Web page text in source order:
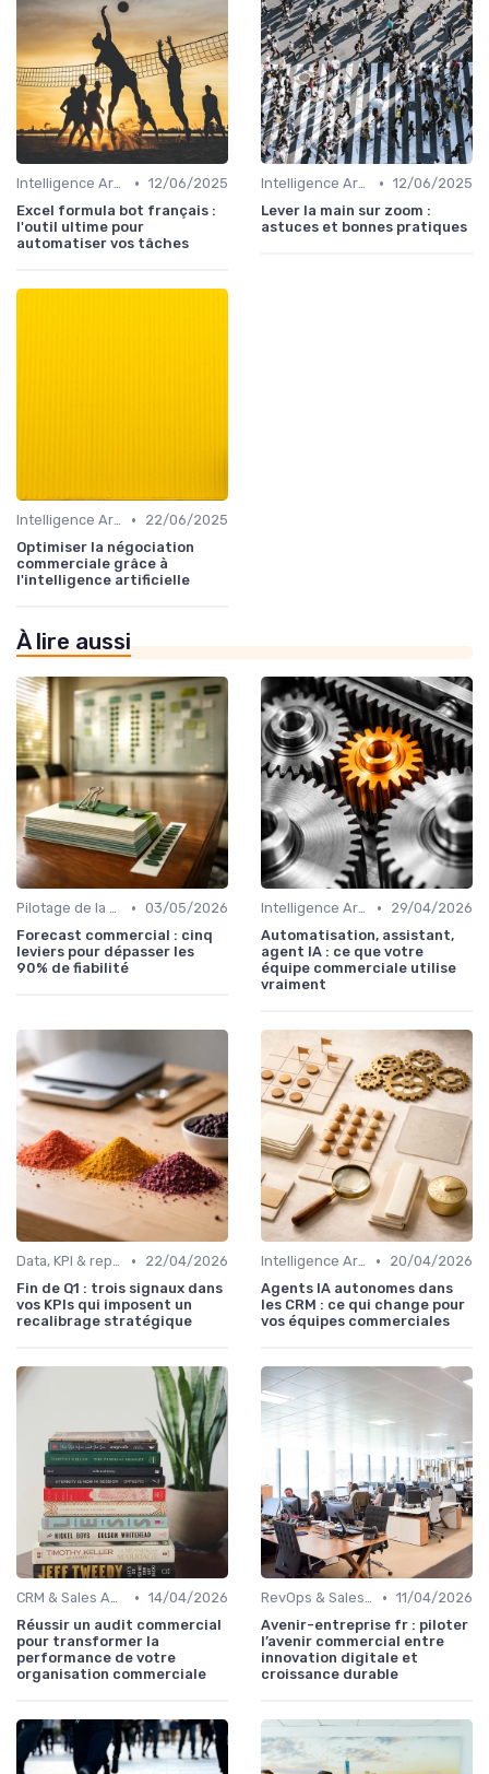
Intelligence Artificielle pour les ventes • 12/06/2025
Excel formula bot français :
l'outil ultime pour
automatiser vos tâches
Intelligence Artificielle pour les ventes • 12/06/2025
Lever la main sur zoom :
astuces et bonnes pratiques
Intelligence Artificielle pour les ventes •
22/06/2025
Optimiser la négociation
commerciale grâce à
l'intelligence artificielle
À lire aussi
Pilotage de la performance commerciale • 03/05/2026
Forecast commercial : cinq
leviers pour dépasser les
90% de fiabilité
Intelligence Artificielle pour les ventes •
29/04/2026
Automatisation, assistant,
agent IA : ce que votre
équipe commerciale utilise
vraiment
Data, KPI & reporting commercial •
22/04/2026
Fin de Q1 : trois signaux dans
vos KPIs qui imposent un
recalibrage stratégique
Intelligence Artificielle pour les ventes •
20/04/2026
Agents IA autonomes dans
les CRM : ce qui change pour
vos équipes commerciales
CRM & Sales Automation • 14/04/2026
Réussir un audit commercial
pour transformer la
performance de votre
organisation commerciale
RevOps & Sales Ops • 11/04/2026
Avenir-entreprise fr : piloter
l’avenir commercial entre
innovation digitale et
croissance durable